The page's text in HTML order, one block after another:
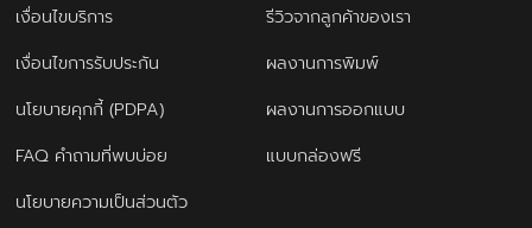
เงื่อนไขบริการ
รีวิวจากลูกค้าของเรา
เงื่อนไขการรับประกัน
ผลงานการพิมพ์
นโยบายคุกกี้ (PDPA)
ผลงานการออกแบบ
FAQ คำถามที่พบบ่อย
แบบกล่องฟรี
นโยบายความเป็นส่วนตัว